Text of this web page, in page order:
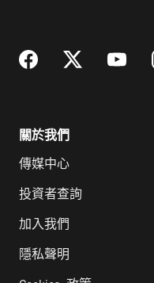
關於我們
傳媒中心
投資者查詢
加入我們
隱私聲明